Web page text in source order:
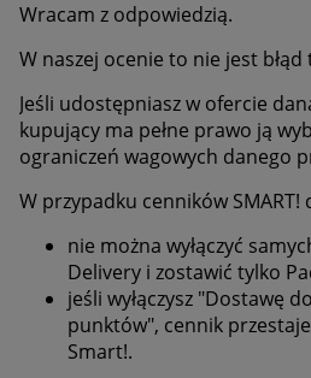
Wracam z odpowiedzią.
W naszej ocenie to nie jest
Jeśli udostępniasz w ofercie
kupujący ma pełne prawo ją
ograniczeń wagowych danego
W przypadku cenników SMART!
nie można wyłączyć
Delivery i zostawić tylko
jeśli wyłączysz "Dostawę
punktów", cennik
Smart!.